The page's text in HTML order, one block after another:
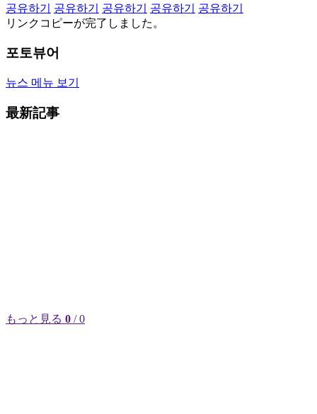
공유하기
공유하기 공유하기 공유하기
공유하기
リンクコピーが完了しました。
포토뷰어
뉴스 메뉴 보기
最新記事
もっと見る 0 / 0